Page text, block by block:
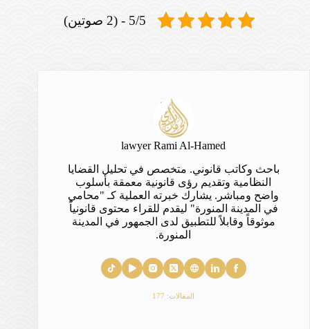
5/5 - (2 صوتين)
lawyer Rami Al-Hamed
باحث وكاتب قانوني. متخصص في تحليل القضايا
النظامية وتقديم رؤى قانونية معمقة بأسلوب
واضح ومباشر. يشارك خبرته العملية كـ "محامي
في المدينة المنورة" ليقدم للقراء محتوى قانونياً
موثوقاً وقابلاً للتطبيق لدى الجمهور في المدينة
المنورة.
المقالات: 177